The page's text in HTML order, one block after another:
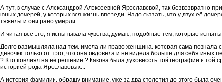
А тут, в случае с Александрой Алексеевной Ярославовой, так безвозвратно
юных дочерей, у которых вся жизнь впереди. Надо сказать, что у двух её
тяжелы и они рано умерли.
И читая все это, я испытывала чувства, думаю, подобные тем, которые
Долго размышляла над тем, имела ли право женщина, которая сама познала
девочек только от того, что она овдовела и не видела больше для себя
? Кто повлиял на её решение ? Какова была духовность той географии и той
историей рода Ярославовых...
А история фамилии, обращу внимание, уже за два столетия до этого была